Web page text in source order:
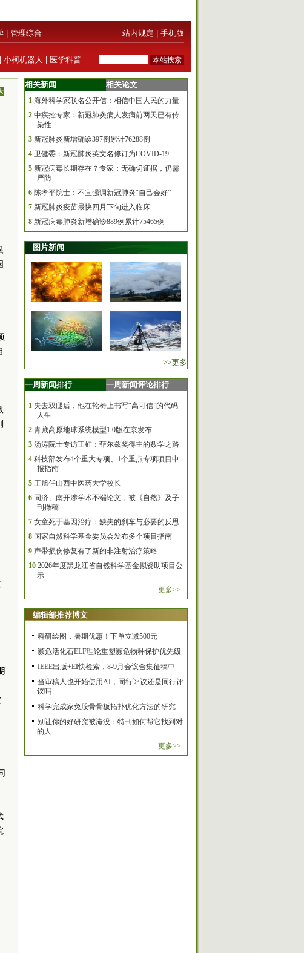
管理综合 站内规定 手机版
小柯机器人 医学科普
相关新闻 相关论文
1 海外科学家联名公开信：相信中国人民的力量
2 中疾控专家：新冠肺炎病人发病前两天已有传
染性
3 新冠肺炎新增确诊397例累计76288例
4 卫健委：新冠肺炎英文名修订为COVID-19
5 新冠病毒长期存在？专家：无确切证据，仍需
严防
6 陈孝平院士：不宜强调新冠肺炎“自己会好”
7 新冠肺炎疫苗最快四月下旬进入临床
8 新冠病毒肺炎新增确诊889例累计75465例
图片新闻
>>更多
一周新闻排行 一周新闻评论排行
1 失去双腿后，他在轮椅上书写“高可信”的代码
人生
2 青藏高原地球系统模型1.0版在京发布
3 汤涛院士专访王虹：菲尔兹奖得主的数学之路
4 科技部发布4个重大专项、1个重点专项项目申
报指南
5 王旭任山西中医药大学校长
6 同济、南开涉学术不端论文，被《自然》及子
刊撤稿
7 女童死于基因治疗：缺失的刹车与必要的反思
8 国家自然科学基金委员会发布多个项目指南
9 声带损伤修复有了新的非注射治疗策略
10 2026年度黑龙江省自然科学基金拟资助项目公
示
更多>>
编辑部推荐博文
科研绘图，暑期优惠！下单立减500元
濒危活化石ELF理论重塑濒危物种保护优先级
IEEE出版+EI快检索，8-9月会议合集征稿中
当审稿人也开始使用AI，同行评议还是同行评
议吗
科学完成家兔股骨骨板拓扑优化方法的研究
别让你的好研究被淹没：特刊如何帮它找到对
的人
更多>>